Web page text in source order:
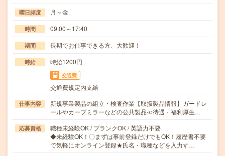
曜日頻度 月～金
時間 09:00～17:40
期間 長期でお仕事できる方、大歓迎！
時給 時給1200円
交通費
交通費規定内支給
仕事内容
新規事業製品の組立・検査作業【取扱製品情報】ガードレ
ールやカーブミラーなどの公共製品≪待遇・福利厚生…
応募資格
職種未経験OK / ブランクOK / 英語力不要
◆未経験OK！〇まずは事前登録だけでもOK！履歴書不要
で気軽にオンライン登録★氏名・職種などを入力す…